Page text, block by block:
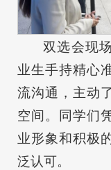
双选会现
业生手持精心
流沟通，主动
空间。同学们
业形象和积极
泛认可。